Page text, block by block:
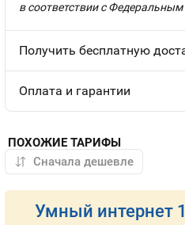
в соответствии с
Получить бесплатную
Оплата и гарантии
ПОХОЖИЕ ТАРИФЫ
Умный интернет 1